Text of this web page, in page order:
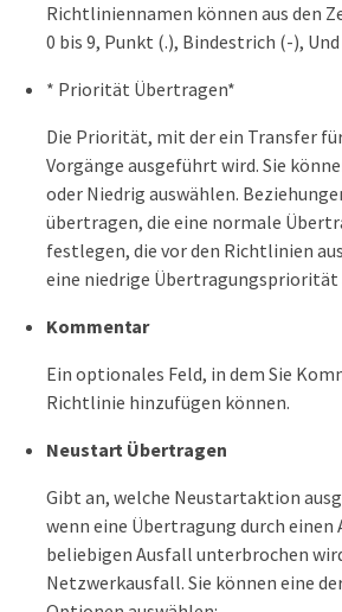
Richtliniennamen können aus den
0 bis 9, Punkt (.), Bindestrich (-),
* Priorität Übertragen*
Die Priorität, mit der ein Transfer
Vorgänge ausgeführt wird. Sie
oder Niedrig auswählen.
übertragen, die eine normale
festlegen, die vor den Richtlinien
eine niedrige Übertragungspriorität
Kommentar
Ein optionales Feld, in dem Sie
Richtlinie hinzufügen können.
Neustart Übertragen
Gibt an, welche Neustartaktion
wenn eine Übertragung durch einen
beliebigen Ausfall unterbrochen
Netzwerkausfall. Sie können eine